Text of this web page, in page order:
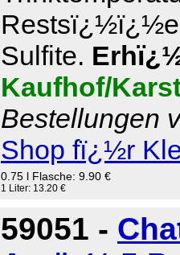
Sulfite.
Kaufhof/
Bestellungen
Shop fï¿½r
0.75 l Flasche: 9.90 €
1 Liter: 13.20 €
59051 -